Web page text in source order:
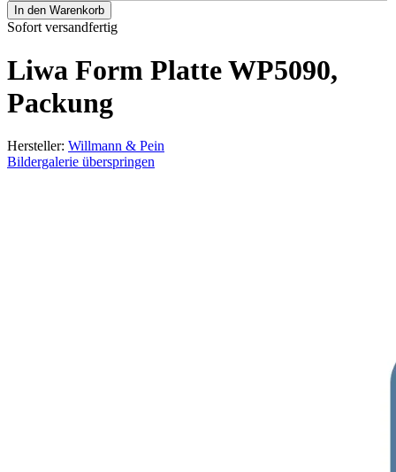
In den Warenkorb
Sofort versandfertig
Liwa Form Platte WP5090,
Packung
Hersteller: Willmann & Pein
Bildergalerie überspringen